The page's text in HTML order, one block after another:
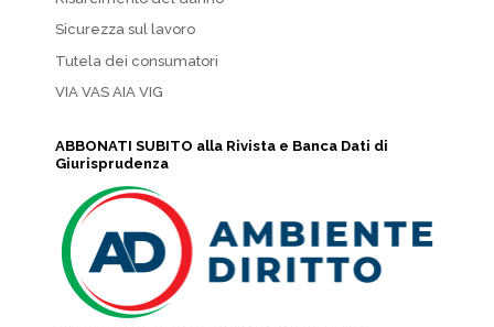
Sicurezza sul lavoro
Tutela dei consumatori
VIA VAS AIA VIG
ABBONATI SUBITO alla Rivista e Banca Dati di
Giurisprudenza